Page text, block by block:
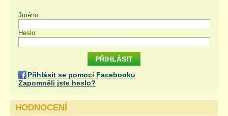
Jméno:
Heslo:
Přihlásit se pomocí Facebooku
Zapomněli jste heslo?
HODNOCENÍ